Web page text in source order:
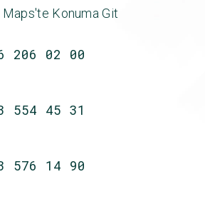
Konuma Git
206 02 00
554 45 31
576 14 90